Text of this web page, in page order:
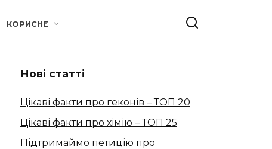
КОРИСНЕ
Нові статті
Цікаві факти про геконів – ТОП 20
Цікаві факти про хімію – ТОП 25
Підтримаймо петицію про